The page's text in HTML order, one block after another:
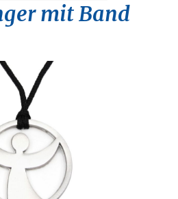
mit Band